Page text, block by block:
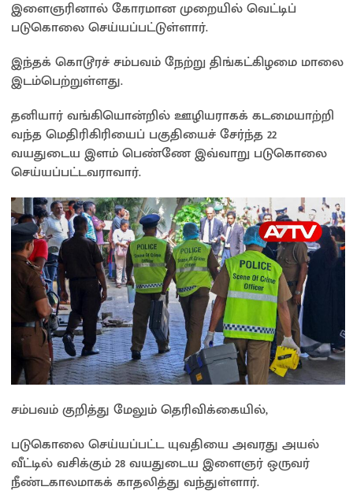
p
p
o
k
n
k
இளைஞரினால் கோரமான முறையில் வெட்டிப்
படுகொலை செய்யப்பட்டுள்ளார்.
இந்தக் கொடூரச் சம்பவம் நேற்று திங்கட்கிழமை மாலை
இடம்பெற்றுள்ளது.
தனியார் வங்கியொன்றில் ஊழியராகக் கடமையாற்றி
வந்த மெதிரிகிரியைப் பகுதியைச் சேர்ந்த 22
வயதுடைய இளம் பெண்ணே இவ்வாறு படுகொலை
செய்யப்பட்டவராவார்.
சம்பவம் குறித்து மேலும் தெரிவிக்கையில்,
படுகொலை செய்யப்பட்ட யுவதியை அவரது அயல்
வீட்டில் வசிக்கும் 28 வயதுடைய இளைஞர் ஒருவர்
நீண்டகாலமாகக் காதலித்து வந்துள்ளார்.